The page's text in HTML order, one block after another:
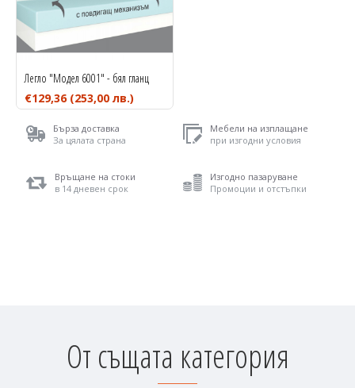
Легло "Модел 6001" - бял гланц
€129,36 (253,00 лв.)
Бърза доставка
За цялата страна
Мебели на изплащане
при изгодни условия
Връщане на стоки
в 14 дневен срок
Изгодно пазаруване
Промоции и отстъпки
От същата категория